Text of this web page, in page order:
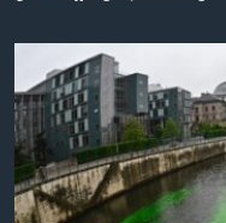
ចូល​
ទំព័រ​
រចនា
សម្ព័ន្ធ​
រំលង​
និង​
វិទ្យុ / ផតខាសថ៍
កម្មវិធីទាំងអស់
Khmer English